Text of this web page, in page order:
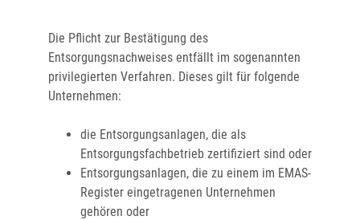
Die Pflicht zur Bestätigung des
Entsorgungsnachweises entfällt im sogenannten
privilegierten Verfahren. Dieses gilt für folgende
Unternehmen:
die Entsorgungsanlagen, die als
Entsorgungsfachbetrieb zertifiziert sind oder
Entsorgungsanlagen, die zu einem im EMAS-
Register eingetragenen Unternehmen
gehören oder